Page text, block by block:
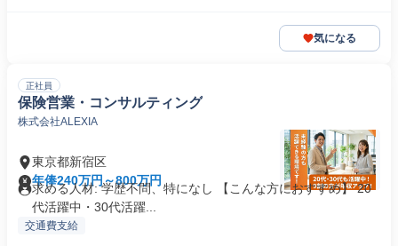
気になる
正社員
保険営業・コンサルティング
株式会社ALEXIA
東京都新宿区
年俸240万円～800万円
求める人材: 学歴不問、特になし 【こんな方におすすめ】 20
代活躍中・30代活躍...
交通費支給